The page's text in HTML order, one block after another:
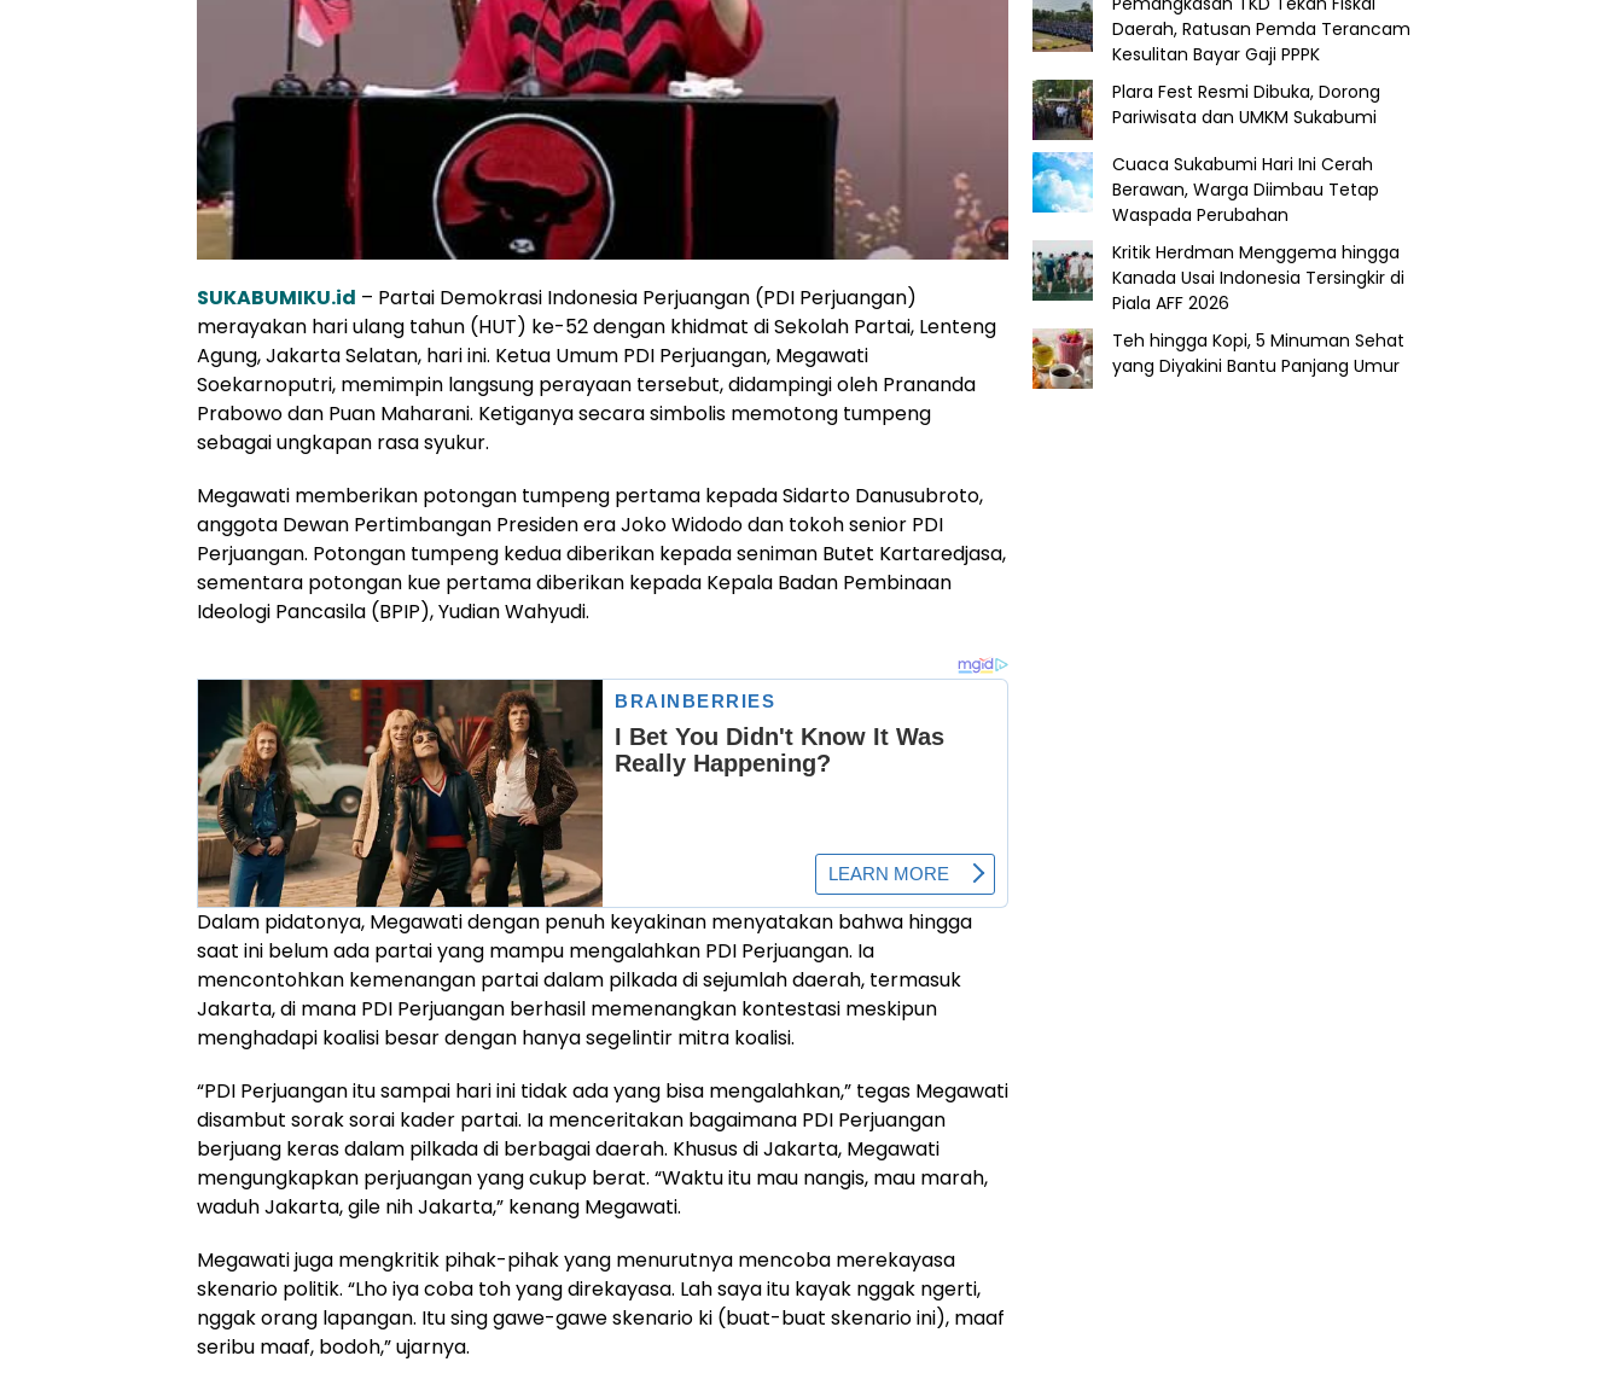
SUKABUMIKU.id – Partai Demokrasi Indonesia Perjuangan (PDI Perjuangan)
merayakan hari ulang tahun (HUT) ke-52 dengan khidmat di Sekolah Partai, Lenteng
Agung, Jakarta Selatan, hari ini. Ketua Umum PDI Perjuangan, Megawati
Soekarnoputri, memimpin langsung perayaan tersebut, didampingi oleh Prananda
Prabowo dan Puan Maharani. Ketiganya secara simbolis memotong tumpeng
sebagai ungkapan rasa syukur.
Megawati memberikan potongan tumpeng pertama kepada Sidarto Danusubroto,
anggota Dewan Pertimbangan Presiden era Joko Widodo dan tokoh senior PDI
Perjuangan. Potongan tumpeng kedua diberikan kepada seniman Butet Kartaredjasa,
sementara potongan kue pertama diberikan kepada Kepala Badan Pembinaan
Ideologi Pancasila (BPIP), Yudian Wahyudi.
Dalam pidatonya, Megawati dengan penuh keyakinan menyatakan bahwa hingga
saat ini belum ada partai yang mampu mengalahkan PDI Perjuangan. Ia
mencontohkan kemenangan partai dalam pilkada di sejumlah daerah, termasuk
Jakarta, di mana PDI Perjuangan berhasil memenangkan kontestasi meskipun
menghadapi koalisi besar dengan hanya segelintir mitra koalisi.
“PDI Perjuangan itu sampai hari ini tidak ada yang bisa mengalahkan,” tegas Megawati
disambut sorak sorai kader partai. Ia menceritakan bagaimana PDI Perjuangan
berjuang keras dalam pilkada di berbagai daerah. Khusus di Jakarta, Megawati
mengungkapkan perjuangan yang cukup berat. “Waktu itu mau nangis, mau marah,
waduh Jakarta, gile nih Jakarta,” kenang Megawati.
Megawati juga mengkritik pihak-pihak yang menurutnya mencoba merekayasa
skenario politik. “Lho iya coba toh yang direkayasa. Lah saya itu kayak nggak ngerti,
nggak orang lapangan. Itu sing gawe-gawe skenario ki (buat-buat skenario ini), maaf
seribu maaf, bodoh,” ujarnya.
Daerah, Ratusan Pemda Terancam
Kesulitan Bayar Gaji PPPK
Plara Fest Resmi Dibuka, Dorong
Pariwisata dan UMKM Sukabumi
Cuaca Sukabumi Hari Ini Cerah
Berawan, Warga Diimbau Tetap
Waspada Perubahan
Kritik Herdman Menggema hingga
Kanada Usai Indonesia Tersingkir di
Piala AFF 2026
Teh hingga Kopi, 5 Minuman Sehat
yang Diyakini Bantu Panjang Umur